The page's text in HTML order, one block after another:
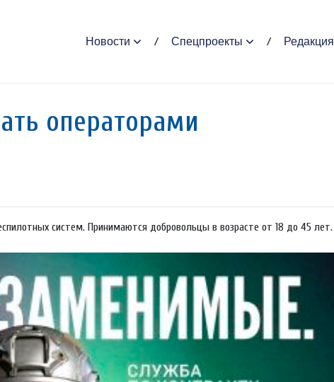
Новости Спецпроекты Редакция
оперaторами
систем. Принимаются добровольцы в возрасте от 18 до 45 лет.